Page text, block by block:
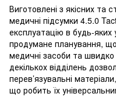
Виготовлені з якісних та
медичні підсумки 4.5.0
експлуатацію в будь-
продумане планування,
медичні засоби та
декількох відділень
перев’язувальні
що робить їх